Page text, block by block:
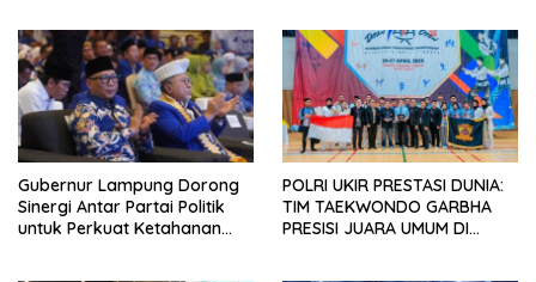
Gubernur Lampung Dorong
Sinergi Antar Partai Politik
untuk Perkuat Ketahanan
POLRI UKIR PRESTASI DUNIA:
TIM TAEKWONDO GARBHA
PRESISI JUARA UMUM DI